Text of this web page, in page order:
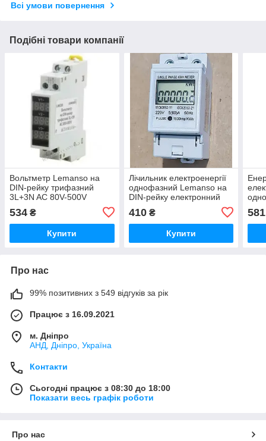
Всі умови повернення
Подібні товари компанії
Вольтметр Lemanso на
DIN-рейку трифазний
3L+3N AC 80V-500V
534 ₴
Купити
Лічильник електроенергії
однофазний Lemanso на
DIN-рейку електронний
410₴
Купити
581
Про нас
99% позитивних з 549 відгуків за рік
Працює з 16.09.2021
м. Дніпро
АНД, Дніпро, Україна
Контакти
Сьогодні працює з 08:30 до 18:00
Показати весь графік роботи
Про нас